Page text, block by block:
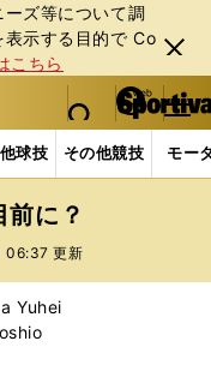
ズ等について調
⽰する⽬的で Co
こちら
閉じ
る
web Sportiva (webスポルティーバ)
検索
マイペ
ー
ジ
メニュ
球技 その他競技 モー
Jリーグ 柏レイ
に？
06:37 更新
Yuhei